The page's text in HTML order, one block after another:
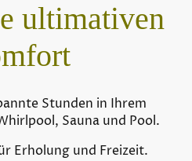
ultimativen
Stunden in Ihrem
Sauna und Pool.
Erholung und Freizeit.